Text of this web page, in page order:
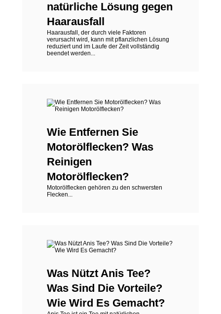
natürliche Lösung gegen
Haarausfall
Haarausfall, der durch viele Faktoren
verursacht wird, kann mit pflanzlichen Lösung
reduziert und im Laufe der Zeit vollständig
beendet werden...
Wie Entfernen Sie
Motorölflecken? Was
Reinigen
Motorölflecken?
Motorölflecken gehören zu den schwersten
Flecken...
Was Nützt Anis Tee?
Was Sind Die Vorteile?
Wie Wird Es Gemacht?